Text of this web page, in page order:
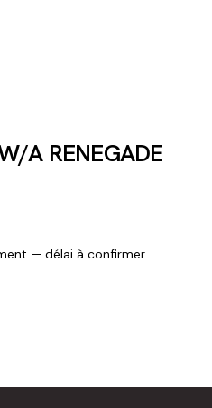
A RENEGADE
— délai à confirmer.